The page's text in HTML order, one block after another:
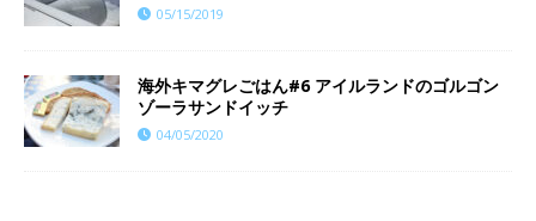
05/15/2019
海外キマグレごはん#6 アイルランドのゴルゴン
ゾーラサンドイッチ
04/05/2020